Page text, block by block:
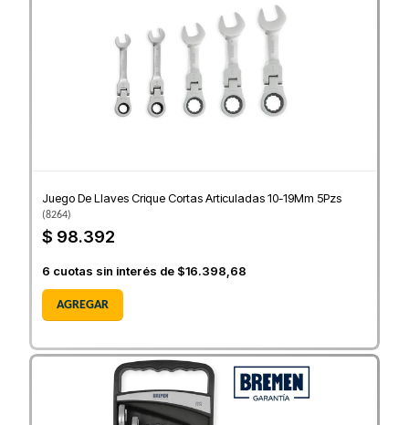
Juego De Llaves Crique Cortas Articuladas 10-19Mm 5Pzs
(8264)
$ 98.392
6 cuotas sin interés de $16.398,68
AGREGAR